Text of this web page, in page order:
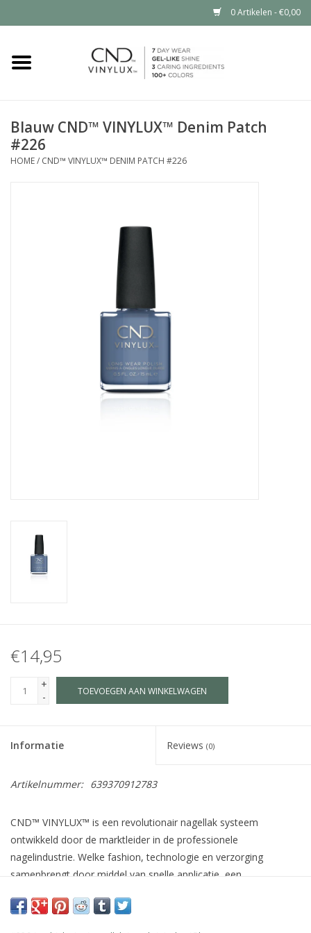
0 Artikelen - €0,00
Home
Nailart voor jou
Blauw CND™ VINYLUX™ Denim Patch
#226
HOME/ CND™ VINYLUX™ DENIM PATCH #226
€14,95
+
-
TOEVOEGEN AAN WINKELWAGEN
Informatie Reviews (0)
Artikelnummer: 639370912783
CND™ VINYLUX™ is een revolutionair nagellak systeem
ontwikkeld door de marktleider in de professionele
nagelindustrie. Welke fashion, technologie en verzorging
samenbrengt door middel van snelle applicatie, een
natuurlijke nagel zoals Jojoba olie, Vitamine E en Keratine en